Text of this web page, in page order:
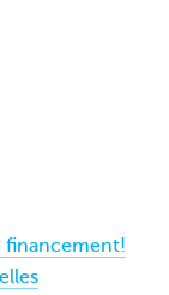
financement!